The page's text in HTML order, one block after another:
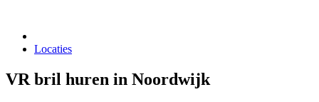
Locaties
VR bril huren in Noordwijk